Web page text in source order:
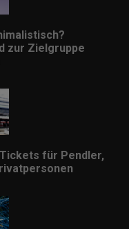
zur Zielgruppe
für Pendler,